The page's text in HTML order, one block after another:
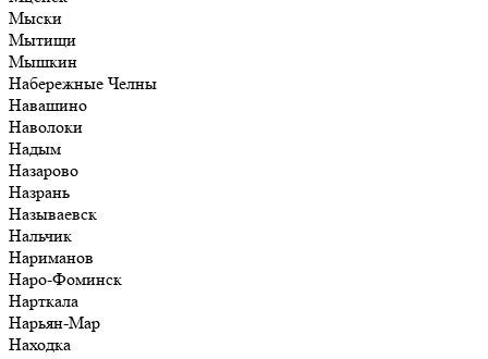
Мыски
Мытищи
Мышкин
Набережные Челны
Навашино
Наволоки
Надым
Назарово
Назрань
Называевск
Нальчик
Нариманов
Наро-Фоминск
Нарткала
Нарьян-Мар
Находка